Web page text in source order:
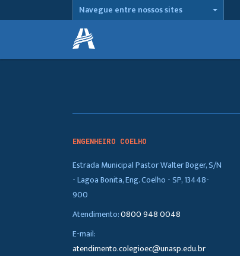
Navegue entre nossos sites
ENGENHEIRO COELHO
Estrada Municipal Pastor Walter Boger, S/N
- Lagoa Bonita, Eng. Coelho - SP, 13448-
900
Atendimento:0800 948 0048
E-mail:
atendimento.colegioec@unasp.edu.br